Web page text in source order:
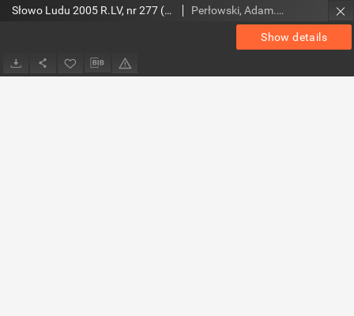
Show details
Słowo Ludu 2005 R.LV, nr 277 (świętokrzyskie) Perłowski, Adam. Red.